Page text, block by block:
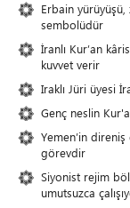
Erbain
sembolüdür
İranlı Kur’an
kuvvet verir
Iraklı Jüri üyesi
Genç neslin
Yemen’in
görevdir
Siyonist rejim
umutsuzca